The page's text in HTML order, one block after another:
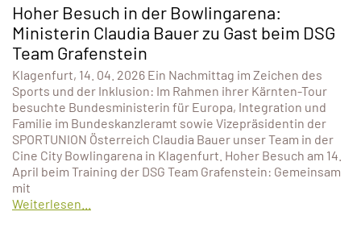
Hoher Besuch in der Bowlingarena:
Ministerin Claudia Bauer zu Gast beim DSG
Team Grafenstein
Klagenfurt, 14. 04. 2026 Ein Nachmittag im Zeichen des
Sports und der Inklusion: Im Rahmen ihrer Kärnten-Tour
besuchte Bundesministerin für Europa, Integration und
Familie im Bundeskanzleramt sowie Vizepräsidentin der
SPORTUNION Österreich Claudia Bauer unser Team in der
Cine City Bowlingarena in Klagenfurt. Hoher Besuch am 14.
April beim Training der DSG Team Grafenstein: Gemeinsam
mit
Weiterlesen...